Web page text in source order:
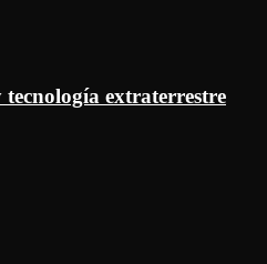
extraterrestre